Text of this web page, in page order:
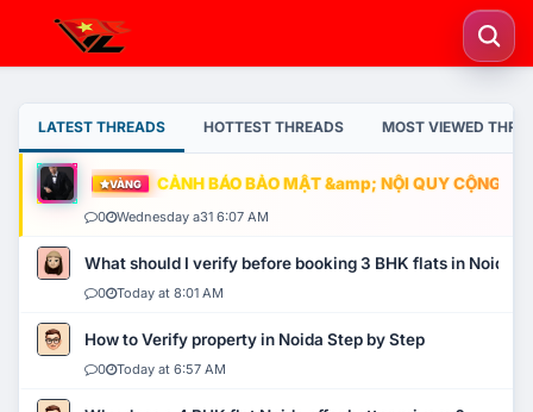
LATEST THREADS HOTTEST THREADS MOST VIEWED
VÀNG CẢNH BÁO BẢO MẬT &amp; NỘI QUY CỘNG
0 Wednesday a31 6:07 AM
What should I verify before booking 3 BHK flats in Noida?
0 Today at 8:01 AM
How to Verify property in Noida Step by Step
0 Today at 6:57 AM